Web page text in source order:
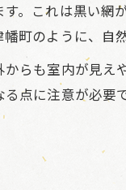
。これは黒い
町のように、自
らも室内が見
点に注意が必